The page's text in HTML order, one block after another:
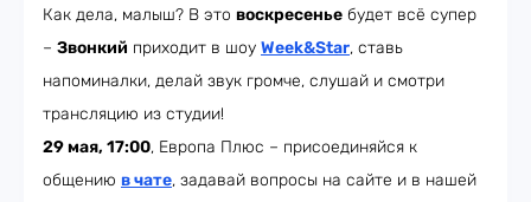
Как дела, малыш? В это воскресенье будет всё супер
– Звонкий приходит в шоу Week&Star, ставь
напоминалки, делай звук громче, слушай и смотри
трансляцию из студии!
29 мая, 17:00, Европа Плюс – присоединяйся к
общению в чате, задавай вопросы на сайте и в нашей